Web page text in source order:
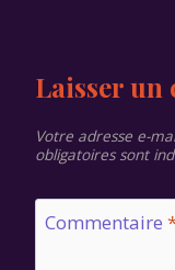
Laisser un
Votre adresse e-
obligatoires sont
Commentaire